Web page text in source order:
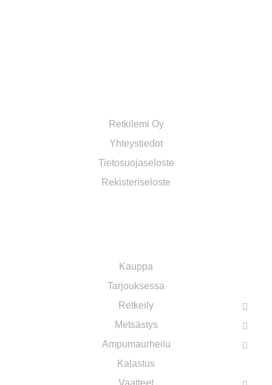
Retkilemi Oy
Yhteystiedot
Tietosuojaseloste
Rekisteriseloste
Kauppa
Tarjouksessa
Retkeily
Metsästys
Ampumaurheilu
Kalastus
Vaatteet